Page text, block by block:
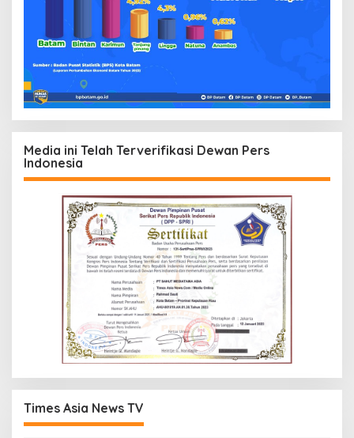
Media ini Telah Terverifikasi Dewan Pers
Indonesia
Times Asia News TV